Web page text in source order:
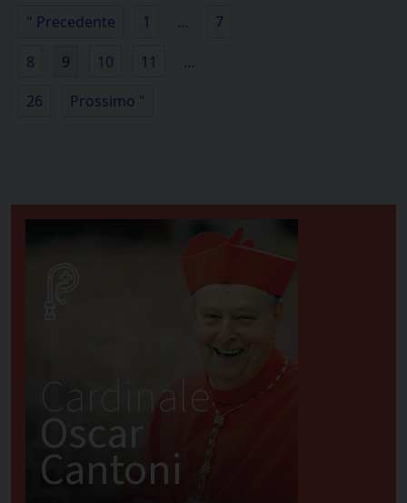
" Precedente 1 …
7
8
9 10 11
…
26
Prossimo "
Cardinale
Oscar
Cantoni